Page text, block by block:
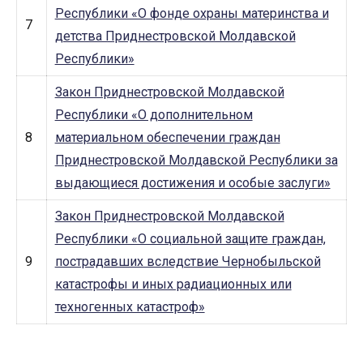
7
Республики «О фонде охраны материнства и
детства Приднестровской Молдавской
Республики»
8
Закон Приднестровской Молдавской
Республики «О дополнительном
материальном обеспечении граждан
Приднестровской Молдавской Республики за
выдающиеся достижения и особые заслуги»
9
Закон Приднестровской Молдавской
Республики «О социальной защите граждан,
пострадавших вследствие Чернобыльской
катастрофы и иных радиационных или
техногенных катастроф»